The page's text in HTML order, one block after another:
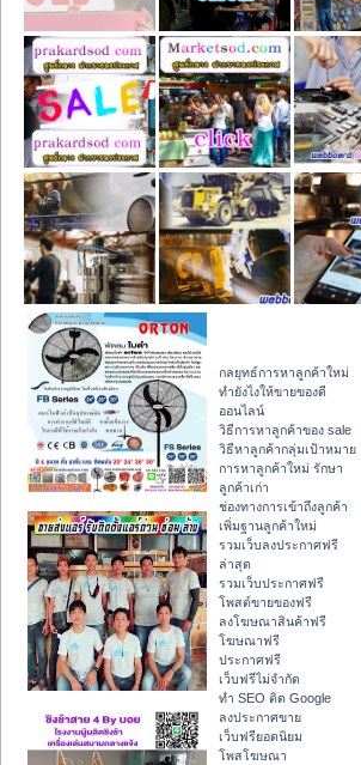
กลยุทธ์การหาลูกค้าใหม่
ทํายังไงให้ขายของดี
ออนไลน์
วิธีการหาลูกค้าของ sale
วิธีหาลูกค้ากลุ่มเป้าหมาย
การหาลูกค้าใหม่ รักษา
ลูกค้าเก่า
ช่องทางการเข้าถึงลูกค้า
เพิ่มฐานลูกค้าใหม่
รวมเว็บลงประกาศฟรี
ล่าสุด
รวมเว็บประกาศฟรี
โพสต์ขายของฟรี
ลงโฆษณาสินค้าฟรี
โฆษณาฟรี
ประกาศฟรี
เว็บฟรีไม่จำกัด
ทำ SEO ติด Google
ลงประกาศขาย
เว็บฟรียอดนิยม
โพสโฆษณา